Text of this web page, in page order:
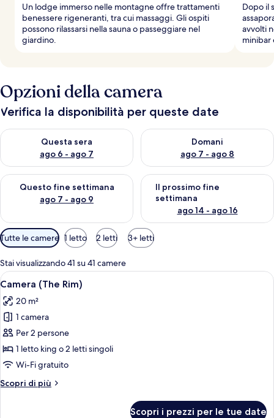
Un lodge immerso nelle montagne offre trattamenti
benessere rigeneranti, tra cui massaggi. Gli ospiti
possono rilassarsi nella sauna o passeggiare nel
giardino.
Dopo il
avvolti
minibar
Opzioni della camera
Verifica la disponibilità per queste date
Questa sera
ago 6 - ago 7
Verifica la disponibilità per questa sera, ago 6 - ago 7
Domani
ago 7 - ago 8
Verifica la disponibilità per
Questo fine settimana
ago 7 - ago 9
Verifica la disponibilità per questo fine settimana, ago 7 - ago
Il prossimo fine
settimana
ago 14 - ago 16
Verifica la disponibilità per il
Filtri
disponibili
per
le
camere
Tutte le camere 1 letto 2 letti 3+ letti
Stai visualizzando 41 su 41 camere
Apri
tutte
le
foto
per
Camera
(The
Una camera da letto con una
4
Camera (The Rim)
20 m²
1 camera
Per 2 persone
1 letto king o 2 letti singoli
Wi-Fi gratuito
Scopri di più
Altri
Scopri i prezzi per le tue date